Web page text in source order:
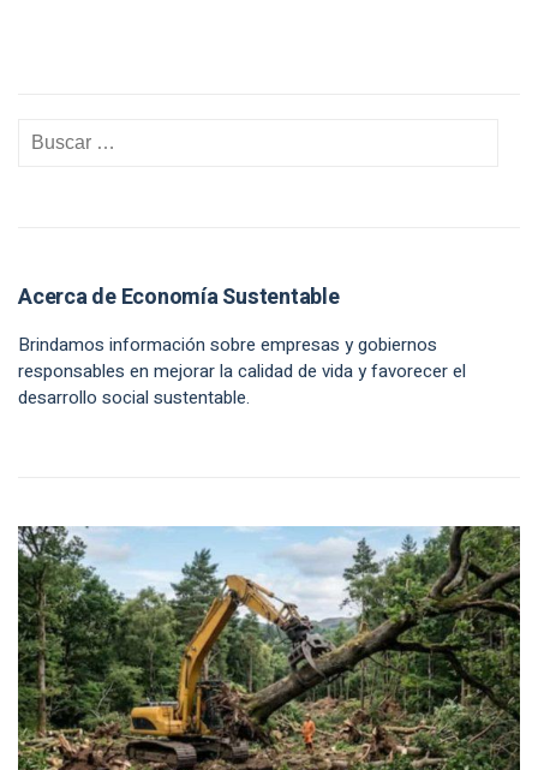
Acerca de Economía Sustentable
Brindamos información sobre empresas y gobiernos
responsables en mejorar la calidad de vida y favorecer el
desarrollo social sustentable.